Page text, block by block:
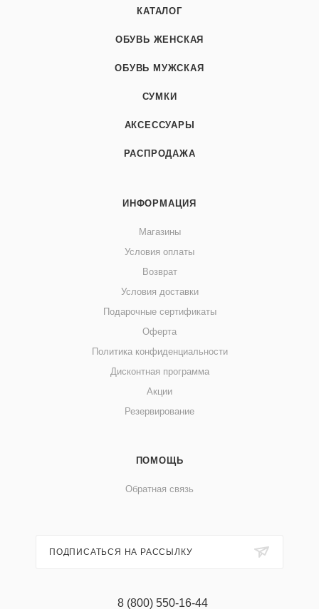
КАТАЛОГ
ОБУВЬ ЖЕНСКАЯ
ОБУВЬ МУЖСКАЯ
СУМКИ
АКСЕССУАРЫ
РАСПРОДАЖА
ИНФОРМАЦИЯ
Магазины
Условия оплаты
Возврат
Условия доставки
Подарочные сертификаты
Оферта
Политика конфиденциальности
Дисконтная программа
Акции
Резервирование
ПОМОЩЬ
Обратная связь
ПОДПИСАТЬСЯ НА РАССЫЛКУ
8 (800) 550-16-44